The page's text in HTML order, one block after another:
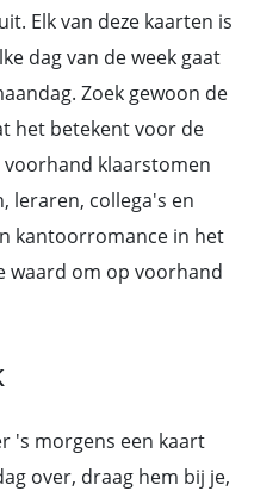
Elk van deze kaarten is
dag van de week gaat
Zoek gewoon de
het betekent voor de
klaarstomen
leraren, collega's en
kantoorromance in het
waard om op voorhand
's morgens een kaart
over, draag hem bij je,